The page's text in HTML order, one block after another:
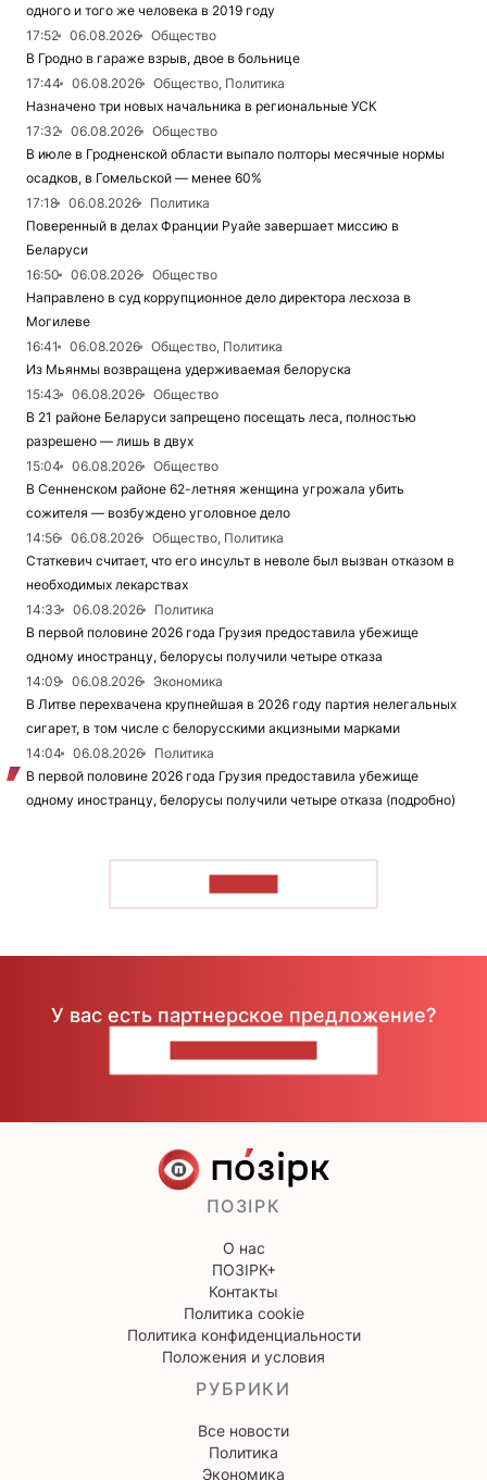
одного и того же человека в 2019 году
17:52
06.08.2026
Общество
В Гродно в гараже взрыв, двое в больнице
17:44
06.08.2026
Общество, Политика
Назначено три новых начальника в региональные УСК
17:32
06.08.2026
Общество
В июле в Гродненской области выпало полторы месячные нормы
осадков, в Гомельской — менее 60%
17:18
06.08.2026
Политика
Поверенный в делах Франции Руайе завершает миссию в
Беларуси
16:50
06.08.2026
Общество
Направлено в суд коррупционное дело директора лесхоза в
Могилеве
16:41
06.08.2026
Общество, Политика
Из Мьянмы возвращена удерживаемая белоруска
15:43
06.08.2026
Общество
В 21 районе Беларуси запрещено посещать леса, полностью
разрешено — лишь в двух
15:04
06.08.2026
Общество
В Сенненском районе 62-летняя женщина угрожала убить
сожителя — возбуждено уголовное дело
14:56
06.08.2026
Общество, Политика
Статкевич считает, что его инсульт в неволе был вызван отказом в
необходимых лекарствах
14:33
06.08.2026
Политика
В первой половине 2026 года Грузия предоставила убежище
одному иностранцу, белорусы получили четыре отказа
14:09
06.08.2026
Экономика
В Литве перехвачена крупнейшая в 2026 году партия нелегальных
сигарет, в том числе с белорусскими акцизными марками
14:04
06.08.2026
Политика
В первой половине 2026 года Грузия предоставила убежище
одному иностранцу, белорусы получили четыре отказа (подробно)
У вас есть партнерское предложение?
ПОЗІРК
О нас
ПОЗІРК+
Контакты
Политика cookie
Политика конфиденциальности
Положения и условия
РУБРИКИ
Все новости
Политика
Экономика